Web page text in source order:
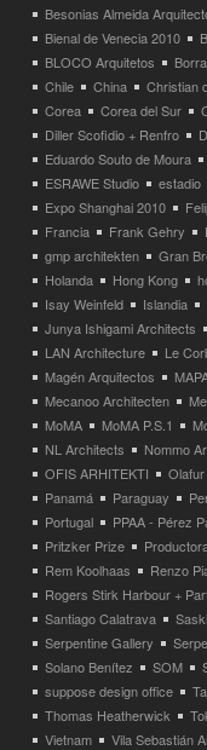
Besonias Almeida
Bienal de Venecia 2010
BLOCO Arquitetos
Chile
China Christian
Corea
Corea del Sur
Diller Scofidio + Renfro
Eduardo Souto de Moura
ESRAWE Studio
estadio
Expo Shanghai 2010
Francia
Frank Gehry
gmp architekten
Gran
Holanda
Hong Kong
Isay Weinfeld
Islandia
Junya Ishigami Architects
LAN Architecture
Le
Magén Arquitectos
Mecanoo Architecten
MoMA
MoMA P.S.1
NL Architects
Nommo
OFIS ARHITEKTI
Panamá
Paraguay
Portugal
PPAA - Pérez
Pritzker Prize
Rem Koolhaas
Renzo
Rogers Stirk Harbour +
Santiago Calatrava
Serpentine Gallery
Solano Benítez
SOM
suppose design office
Thomas Heatherwick
Vietnam
Vila Sebastián